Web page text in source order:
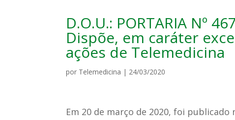
D.O.U.: PORTARIA Nº
Dispõe, em caráter
ações de Telemedicina
por Telemedicina | 24/03/2020
Em 20 de março de 2020, foi